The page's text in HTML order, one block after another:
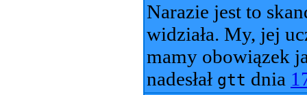
Narazie jest to
widziała. My, jej
mamy obowiązek
nadesłał gtt dnia